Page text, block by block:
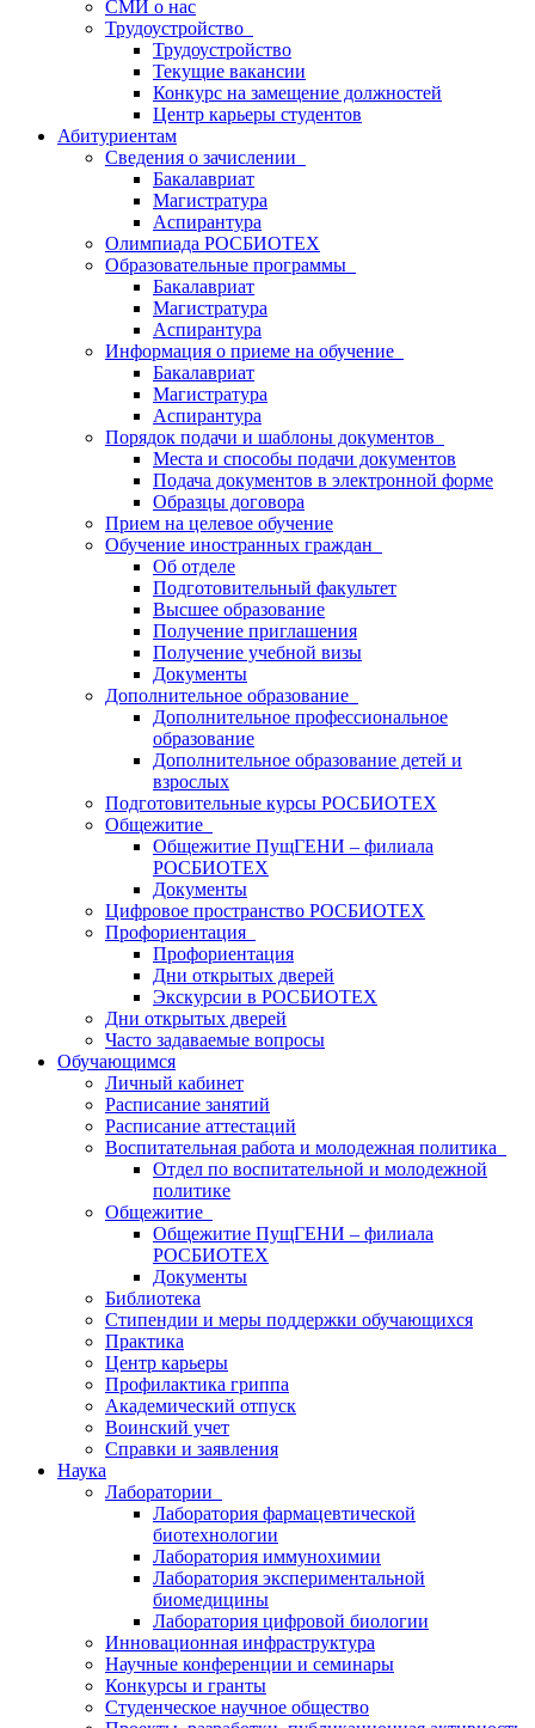
СМИ о нас
Трудоустройство
Трудоустройство
Текущие вакансии
Конкурс на замещение должностей
Центр карьеры студентов
Абитуриентам
Сведения о зачислении
Бакалавриат
Магистратура
Аспирантура
Олимпиада РОСБИОТЕХ
Образовательные программы
Бакалавриат
Магистратура
Аспирантура
Информация о приеме на обучение
Бакалавриат
Магистратура
Аспирантура
Порядок подачи и шаблоны документов
Места и способы подачи документов
Подача документов в электронной форме
Образцы договора
Прием на целевое обучение
Обучение иностранных граждан
Об отделе
Подготовительный факультет
Высшее образование
Получение приглашения
Получение учебной визы
Документы
Дополнительное образование
Дополнительное профессиональное
образование
Дополнительное образование детей и
взрослых
Подготовительные курсы РОСБИОТЕХ
Общежитие
Общежитие ПущГЕНИ – филиала
РОСБИОТЕХ
Документы
Цифровое пространство РОСБИОТЕХ
Профориентация
Профориентация
Дни открытых дверей
Экскурсии в РОСБИОТЕХ
Дни открытых дверей
Часто задаваемые вопросы
Обучающимся
Личный кабинет
Расписание занятий
Расписание аттестаций
Воспитательная работа и молодежная политика
Отдел по воспитательной и молодежной
политике
Общежитие
Общежитие ПущГЕНИ – филиала
РОСБИОТЕХ
Документы
Библиотека
Стипендии и меры поддержки обучающихся
Практика
Центр карьеры
Профилактика гриппа
Академический отпуск
Воинский учет
Справки и заявления
Наука
Лаборатории
Лаборатория фармацевтической
биотехнологии
Лаборатория иммунохимии
Лаборатория экспериментальной
биомедицины
Лаборатория цифровой биологии
Инновационная инфраструктура
Научные конференции и семинары
Конкурсы и гранты
Студенческое научное общество